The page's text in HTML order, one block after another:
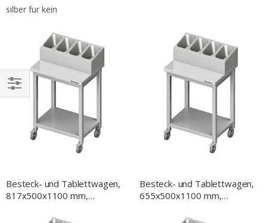
silber fur kein
Besteck- und Tablettwagen,
817x500x1100 mm,
Besteck- und Tablettwagen,
655x500x1100 mm,
EINKAUFEN